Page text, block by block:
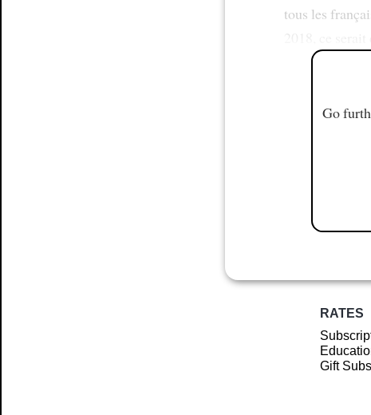
tous les
Go
RATES
Gift